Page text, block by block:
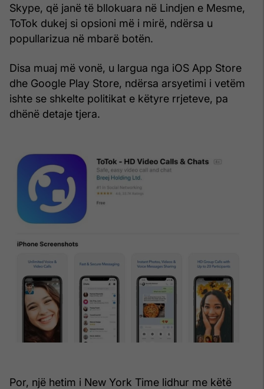
Skype, që janë të bllokuara në Lindjen e Mesme,
ToTok dukej si opsioni më i mirë, ndërsa u
popullarizua në mbarë botën.
Disa muaj më vonë, u largua nga iOS App Store
dhe Google Play Store, ndërsa arsyetimi i vetëm
ishte se shkelte politikat e këtyre rrjeteve, pa
dhënë detaje tjera.
Por, një hetim i New York Time lidhur me këtë